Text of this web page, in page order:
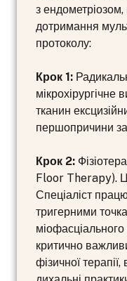
з
дотримання
протоколу:
Крок 1:
мікрохірургічне
тканин
першопричини
Крок 2:
Floor Therapy).
Спеціаліст
тригерними
критично
фізичної